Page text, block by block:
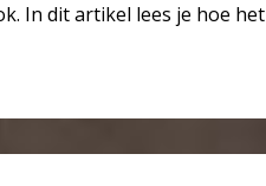
In dit artikel lees je hoe het